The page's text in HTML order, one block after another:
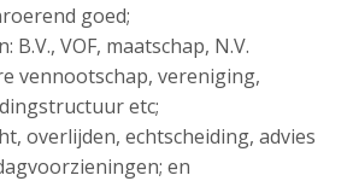
goed;
B.V., VOF, maatschap, N.V.
vennootschap, vereniging,
etc;
overlijden, echtscheiding, advies
en